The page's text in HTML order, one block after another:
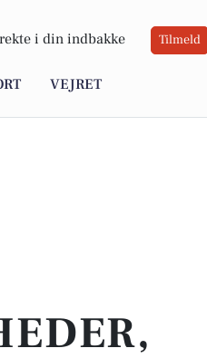
i din indbakke Tilmeld
VEJRET